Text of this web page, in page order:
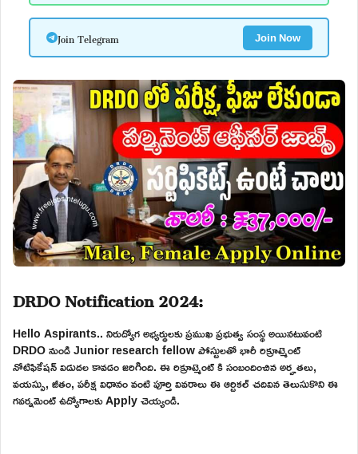
Join Telegram Join Now
DRDO Notification 2024:
Hello Aspirants.. నిరుద్యోగ అభ్యర్థులకు ప్రముఖ ప్రభుత్వ సంస్థ అయినటువంటి
DRDO నుండి Junior research fellow పోస్టులతో భారీ రిక్రూట్మెంట్
నోటిఫికేషన్ విడుదల కావడం జరిగింది. ఈ రిక్రూట్మెంట్ కి సంబందించిన అర్హతలు,
వయస్సు, జీతం, పరీక్ష విధానం వంటి పూర్తి వివరాలు ఈ ఆర్టికల్ చదివిన తెలుసుకొని ఈ
గవర్నమెంట్ ఉద్యోగాలకు Apply చెయ్యండి.